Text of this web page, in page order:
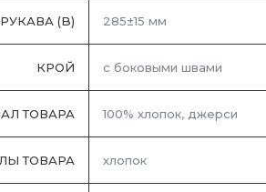
(B) 285±15 мм
КРОЙ с боковыми швами
ТОВАРА 100% хлопок, джерси
ТОВАРА хлопок